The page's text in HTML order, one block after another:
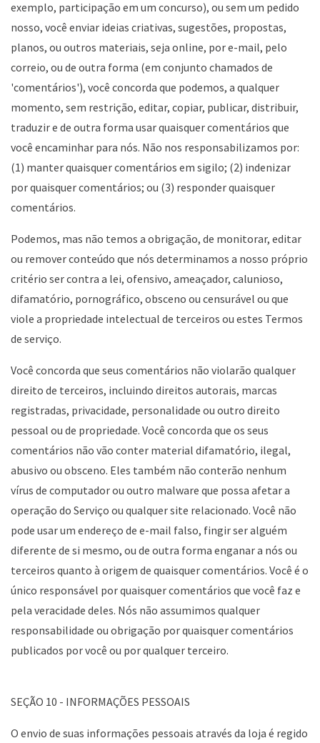
exemplo, participação em um concurso), ou sem um pedido
nosso, você enviar ideias criativas, sugestões, propostas,
planos, ou outros materiais, seja online, por e-mail, pelo
correio, ou de outra forma (em conjunto chamados de
'comentários'), você concorda que podemos, a qualquer
momento, sem restrição, editar, copiar, publicar, distribuir,
traduzir e de outra forma usar quaisquer comentários que
você encaminhar para nós. Não nos responsabilizamos por:
(1) manter quaisquer comentários em sigilo; (2) indenizar
por quaisquer comentários; ou (3) responder quaisquer
comentários.
Podemos, mas não temos a obrigação, de monitorar, editar
ou remover conteúdo que nós determinamos a nosso próprio
critério ser contra a lei, ofensivo, ameaçador, calunioso,
difamatório, pornográfico, obsceno ou censurável ou que
viole a propriedade intelectual de terceiros ou estes Termos
de serviço.
Você concorda que seus comentários não violarão qualquer
direito de terceiros, incluindo direitos autorais, marcas
registradas, privacidade, personalidade ou outro direito
pessoal ou de propriedade. Você concorda que os seus
comentários não vão conter material difamatório, ilegal,
abusivo ou obsceno. Eles também não conterão nenhum
vírus de computador ou outro malware que possa afetar a
operação do Serviço ou qualquer site relacionado. Você não
pode usar um endereço de e-mail falso, fingir ser alguém
diferente de si mesmo, ou de outra forma enganar a nós ou
terceiros quanto à origem de quaisquer comentários. Você é o
único responsável por quaisquer comentários que você faz e
pela veracidade deles. Nós não assumimos qualquer
responsabilidade ou obrigação por quaisquer comentários
publicados por você ou por qualquer terceiro.
SEÇÃO 10 - INFORMAÇÕES PESSOAIS
O envio de suas informações pessoais através da loja é regido